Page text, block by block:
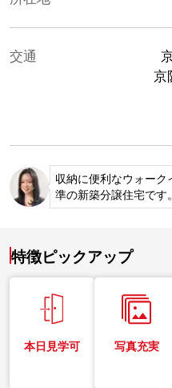
交通
京
収納に便利なウォーク
準の新築分譲住宅です。
特徴ピックアップ
本日見学可 写真充実